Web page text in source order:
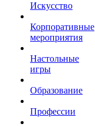
Искусство
Корпоративные
мероприятия
Настольные
игры
Образование
Профессии